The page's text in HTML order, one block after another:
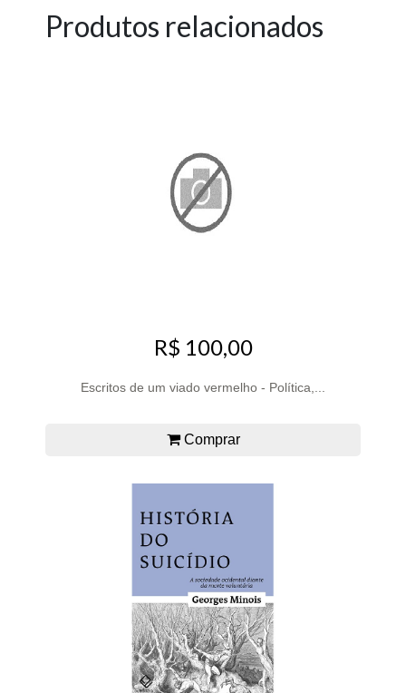
Produtos relacionados
R$ 100,00
Escritos de um viado vermelho - Política,...
Comprar